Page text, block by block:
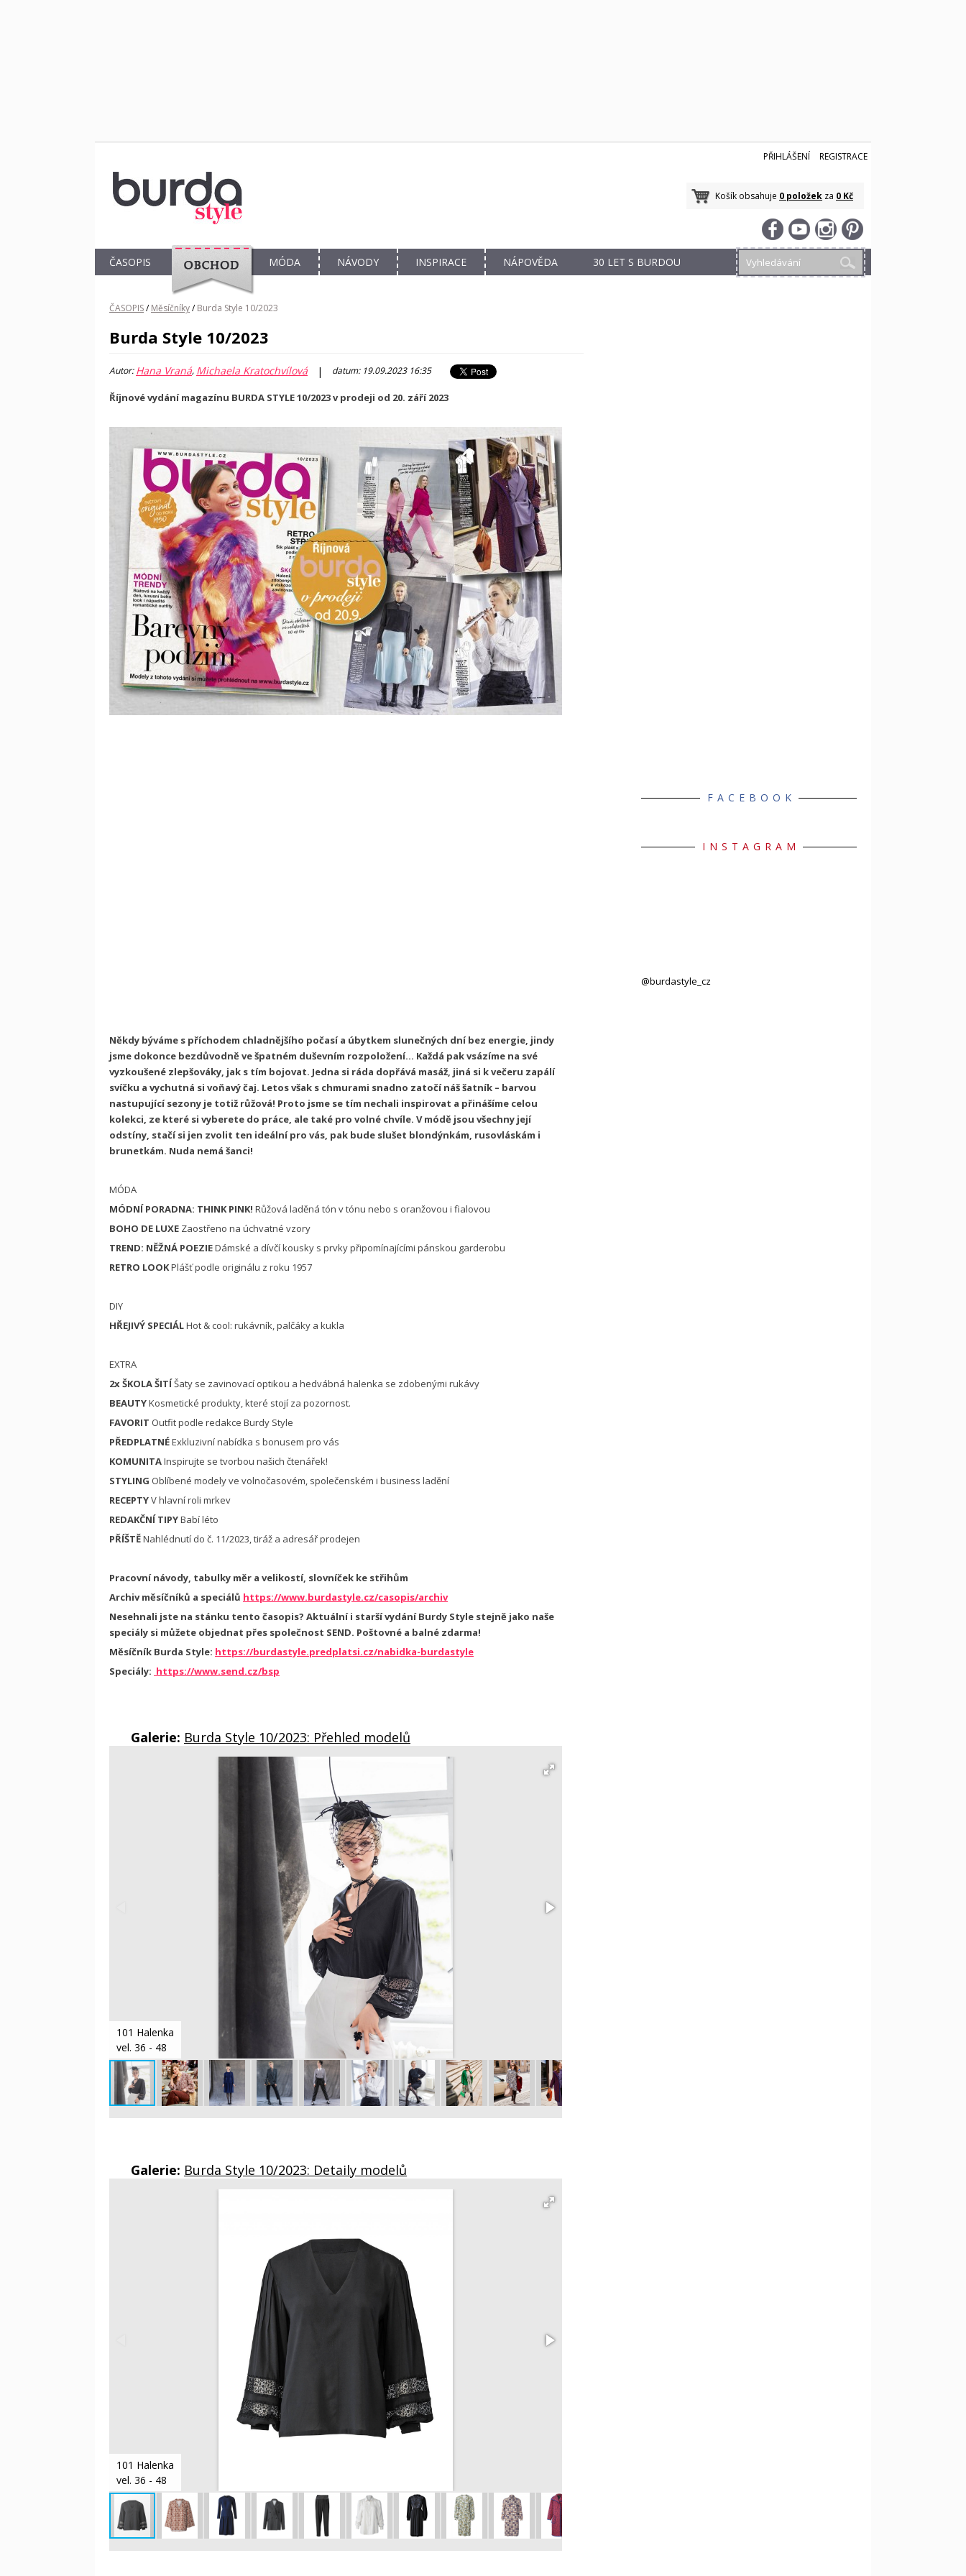
PŘIHLÁŠENÍ REGISTRACE
Košík obsahuje 0 položek za 0 Kč
ČASOPIS
OBCHOD
MÓDA NÁVODY INSPIRACE NÁPOVĚDA 30 LET S BURDOU
ČASOPIS/ Měsíčníky/ Burda Style 10/2023
Burda Style 10/2023
Autor:Hana Vraná, Michaela Kratochvílová | datum: 19.09.2023 16:35
Říjnové vydání magazínu BURDA STYLE 10/2023 v prodeji od 20. září 2023
Někdy býváme s příchodem chladnějšího počasí a úbytkem slunečných dní bez energie, jindy
jsme dokonce bezdůvodně ve špatném duševním rozpoložení… Každá pak vsázíme na své
vyzkoušené zlepšováky, jak s tím bojovat. Jedna si ráda dopřává masáž, jiná si k večeru zapálí
svíčku a vychutná si voňavý čaj. Letos však s chmurami snadno zatočí náš šatník – barvou
nastupující sezony je totiž růžová! Proto jsme se tím nechali inspirovat a přinášíme celou
kolekci, ze které si vyberete do práce, ale také pro volné chvíle. V módě jsou všechny její
odstíny, stačí si jen zvolit ten ideální pro vás, pak bude slušet blondýnkám, rusovláskám i
brunetkám. Nuda nemá šanci!
MÓDA
MÓDNÍ PORADNA: THINK PINK! Růžová laděná tón v tónu nebo s oranžovou i fialovou
BOHO DE LUXE Zaostřeno na úchvatné vzory
TREND: NĚŽNÁ POEZIEDámské a dívčí kousky s prvky připomínajícími pánskou garderobu
RETRO LOOKPlášť podle originálu z roku 1957
DIY
HŘEJIVÝ SPECIÁLHot & cool: rukávník, palčáky a kukla
EXTRA
2xŠKOLA ŠITÍŠaty se zavinovací optikou a hedvábná halenka se zdobenými rukávy
BEAUTYKosmetické produkty, které stojí za pozornost.
FAVORIT Outfit podle redakce Burdy Style
PŘEDPLATNÉExkluzivní nabídka s bonusem pro vás
KOMUNITAInspirujte se tvorbou našich čtenářek!
STYLING Oblíbené modely ve volnočasovém, společenském i business ladění
RECEPTYV hlavní roli mrkev
REDAKČNÍ TIPYBabí léto
PŘÍŠTĚNahlédnutí do č. 11/2023, tiráž a adresář prodejen
Pracovní návody, tabulky měr a velikostí, slovníček ke střihům
Archiv měsíčníků a speciálů https://www.burdastyle.cz/casopis/archiv
Nesehnali jste na stánku tento časopis? Aktuální i starší vydání Burdy Style stejně jako naše
speciály si můžete objednat přes společnost SEND. Poštovné a balné zdarma!
Měsíčník Burda Style: https://burdastyle.predplatsi.cz/nabidka-burdastyle
Speciály: https://www.send.cz/bsp
Galerie: Burda Style 10/2023: Přehled modelů
101 Halenka
vel. 36 - 48
Galerie: Burda Style 10/2023: Detaily modelů
101 Halenka
vel. 36 - 48
FACEBOOK
INSTAGRAM
@burdastyle_cz